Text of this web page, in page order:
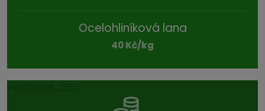
Ocelohliníková lana
40 Kč/kg